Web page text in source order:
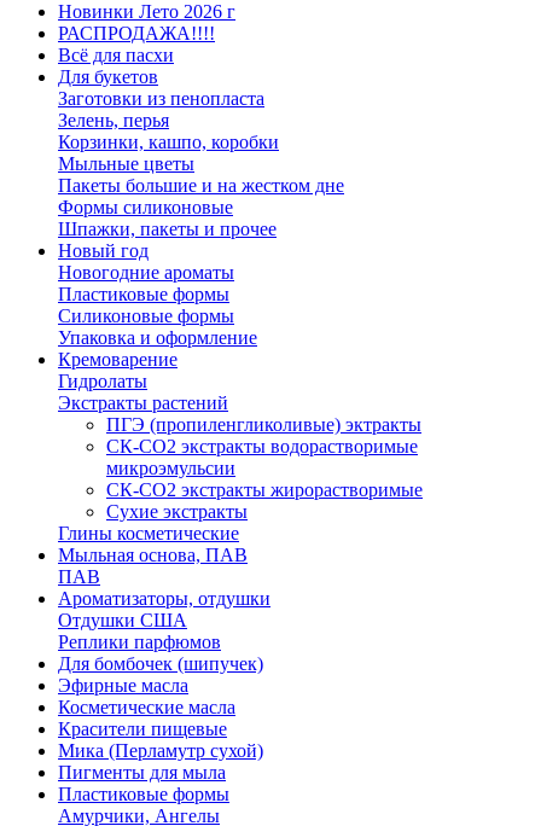
Новинки Лето 2026 г
РАСПРОДАЖА!!!!
Всё для пасхи
Для букетов
Заготовки из пенопласта
Зелень, перья
Корзинки, кашпо, коробки
Мыльные цветы
Пакеты большие и на жестком дне
Формы силиконовые
Шпажки, пакеты и прочее
Новый год
Новогодние ароматы
Пластиковые формы
Силиконовые формы
Упаковка и оформление
Кремоварение
Гидролаты
Экстракты растений
ПГЭ (пропиленгликоливые) эктракты
СК-СО2 экстракты водорастворимые
микроэмульсии
СК-СО2 экстракты жирорастворимые
Сухие экстракты
Глины косметические
Мыльная основа, ПАВ
ПАВ
Ароматизаторы, отдушки
Отдушки США
Реплики парфюмов
Для бомбочек (шипучек)
Эфирные масла
Косметические масла
Красители пищевые
Мика (Перламутр сухой)
Пигменты для мыла
Пластиковые формы
Амурчики, Ангелы